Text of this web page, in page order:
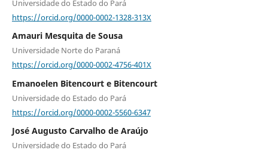
Universidade do Estado do Pará
https://orcid.org/0000-0002-1328-313X
Amauri Mesquita de Sousa
Universidade Norte do Paraná
https://orcid.org/0000-0002-4756-401X
Emanoelen Bitencourt e Bitencourt
Universidade do Estado do Pará
https://orcid.org/0000-0002-5560-6347
José Augusto Carvalho de Araújo
Universidade do Estado do Pará